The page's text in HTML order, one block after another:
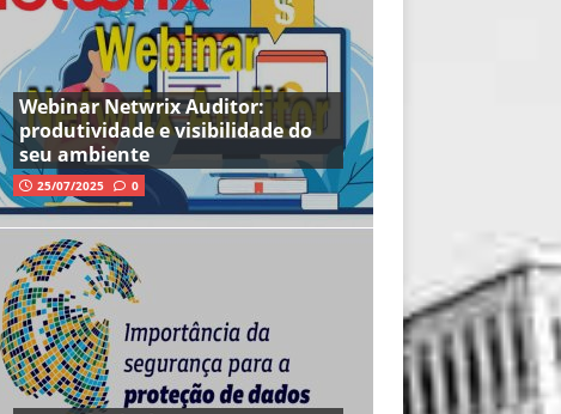
Webinar Netwrix Auditor:
produtividade e visibilidade do
seu ambiente
25/07/2025 0